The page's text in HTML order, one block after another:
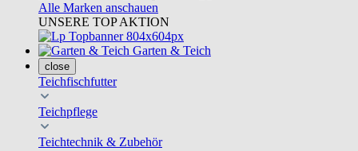
Alle Marken anschauen
UNSERE TOP AKTION
Garten & Teich
close
Teichfischfutter
Teichpflege
Teichtechnik & Zubehör